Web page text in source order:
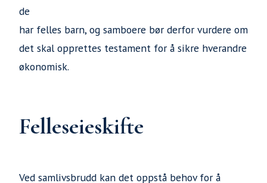
de
har felles barn, og samboere bør derfor vurdere om
det skal opprettes testament for å sikre hverandre
økonomisk.
Felleseieskifte
Ved samlivsbrudd kan det oppstå behov for å